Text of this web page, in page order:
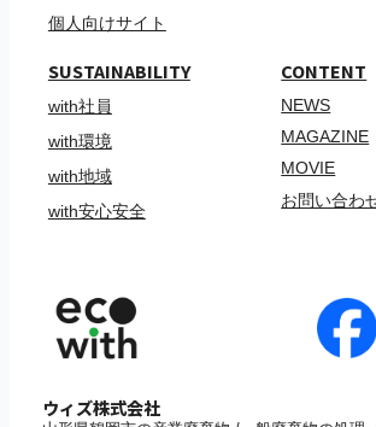
個人向けサイト
SUSTAINABILITY
with社員
with環境
with地域
with安心安全
CONTENT
NEWS
MAGAZINE
MOVIE
お問い合わ
ウィズ株式会社